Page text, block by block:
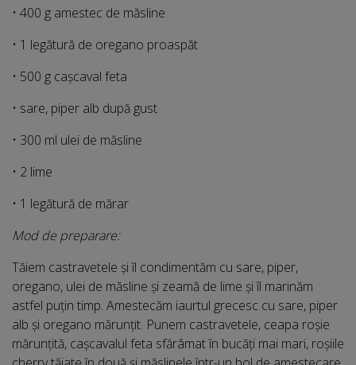
• 400 g amestec de măsline
• 1 legătură de oregano proaspăt
• 500 g cașcaval feta
• sare, piper alb după gust
• 300 ml ulei de măsline
• 2 lime
• 1 legătură de mărar
Mod de preparare:
Tăiem castravetele și îl condimentăm cu sare, piper,
oregano, ulei de măsline și zeamă de lime și îl marinăm
astfel puțin timp. Amestecăm iaurtul grecesc cu sare, piper
alb și oregano mărunțit. Punem castravetele, ceapa roșie
mărunțită, cașcavalul feta sfărâmat în bucăți mai mari, roșiile